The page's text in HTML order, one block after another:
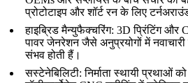
प्रोटोटाइप और शॉर्ट रन के लिए
हाइब्रिड मैन्युफैक्चरिंग: 3D प्रिंटिंगऔर
पावर जेनरेशन जैसे अनुप्रयोगों में
संभव होती हैं।
सस्टेनेबिलिटी: निर्माता स्थायी प्रथाओं